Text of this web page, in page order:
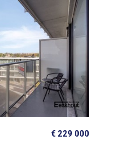
€ 229 000